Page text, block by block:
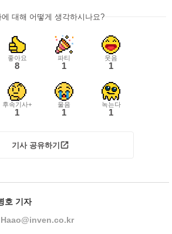
에 대해 어떻게 생각하시나요?
좋아요
8
파티
1
웃음
1
후속기사+
1
울음
1
녹는다
1
기사 공유하기
호 기자
Haao@inven.co.kr